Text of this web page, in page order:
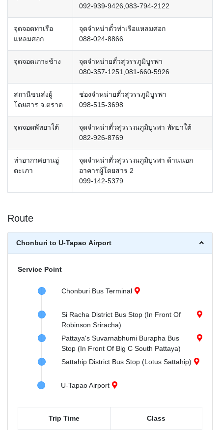
092-939-9426,083-794-2122
จุดจอดท่าเรือ
แหลมศอก
จุดจำหน่าตั๋วท่าเรือแหลมศอก
088-024-8866
จุดจอดเกาะช้าง
จุดจำหน่ายตั๋วสุวรรภูมิบูรพา
080-357-1251,081-660-5926
สถานีขนส่งผู้
โดยสาร จ.ตราด
ช่องจำหน่ายตั๋วสุวรรภูมิบูรพา
098-515-3698
จุดจอดพัทยาใต้
จุดจำหน่าตั๋วสุวรรณภูมิบูรพา พัทยาใต้
082-926-8769
ท่าอากาศยานอู่
ตะเภา
จุดจำหน่าตั๋วสุวรรณภูมิบูรพา ด้านนอก
อาคารผู้โดยสาร 2
099-142-5379
Route
Chonburi to U-Tapao Airport
Service Point
Chonburi Bus Terminal
Si Racha District Bus Stop (In Front Of
Robinson Sriracha)
Pattaya's Suvarnabhumi Burapha Bus
Stop (In Front Of Big C South Pattaya)
Sattahip District Bus Stop (Lotus Sattahip)
U-Tapao Airport
Trip Time Class